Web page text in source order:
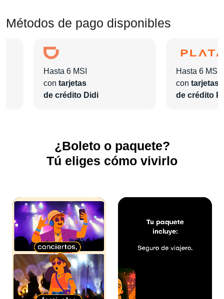
favorita para tu entrada, después elige el hotel de tu
preferencia y por último las actividades extras que quieras
Deja todo en nuestras manos para que tu experiencia sea
inolvidable.
Métodos de pago disponibles
Hasta 6 MSI
con tarjetas
de crédito Didi
Hasta 6 MSI
con tarjetas
de crédito
¿Boleto o paquete?
Tú eliges cómo vivirlo